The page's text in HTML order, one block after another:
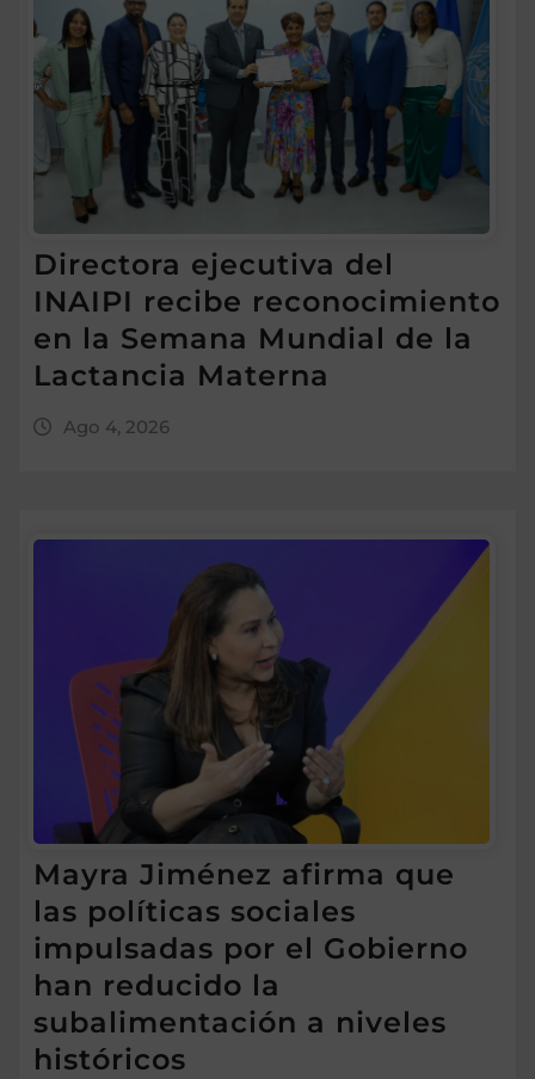
Directora ejecutiva del
INAIPI recibe reconocimiento
en la Semana Mundial de la
Lactancia Materna
Ago 4, 2026
Mayra Jiménez afirma que
las políticas sociales
impulsadas por el Gobierno
han reducido la
subalimentación a niveles
históricos